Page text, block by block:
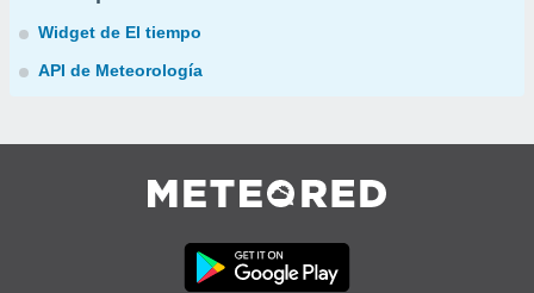
Widget de El tiempo
API de Meteorología